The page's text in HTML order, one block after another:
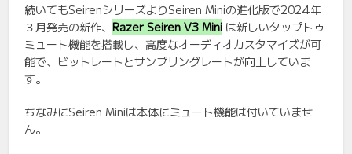
続いてもSeirenシリーズよりSeiren Miniの進化版で2024年
３月発売の新作、Razer Seiren V3 Mini は新しいタップトゥ
ミュート機能を搭載し、高度なオーディオカスタマイズが可
能で、ビットレートとサンプリングレートが向上していま
す。
ちなみにSeiren Miniは本体にミュート機能は付いていませ
ん。